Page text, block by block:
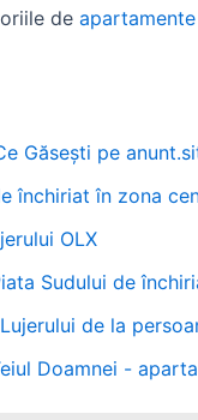
de
Găsești pe
închiriat în zona
OLX
Sudului de
de la
Doamnei -